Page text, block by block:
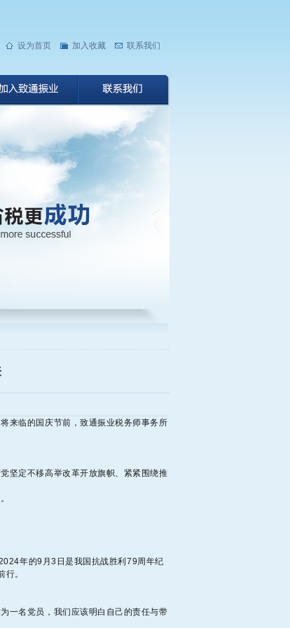
设为首页 加入收藏 联系我们
来临的国庆节前，致通振业税务师事务所
坚定不移高举改革开放旗帜、紧紧围绕推
年的9月3日是我国抗战胜利79周年纪
。
一名党员，我们应该明白自己的责任与带